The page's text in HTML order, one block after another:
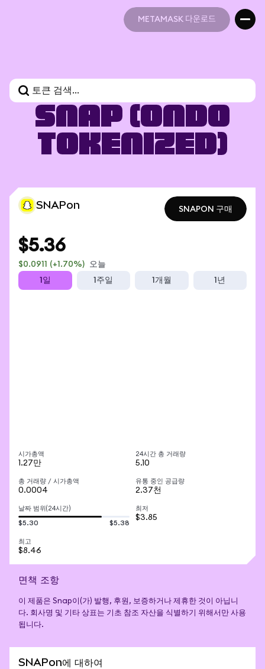
METAMASK 다운로드
Snap (Ondo
Tokenized)
SNAPon SNAPON 구매
$5.36
$0.0911 (+1.70%)
오늘
1일
1주일 1개월 1년
시가총액
1.27만
24시간 총 거래량
5.10
총 거래량 / 시가총액
0.0004
유통 중인 공급량
2.37천
날짜 범위(24시간)
$5.30 $5.38
최저
$3.85
최고
$8.46
면책 조항
이 제품은 Snap이(가) 발행, 후원, 보증하거나 제휴한 것이 아닙니
다. 회사명 및 기타 상표는 기초 참조 자산을 식별하기 위해서만 사용
됩니다.
SNAPon에 대하여